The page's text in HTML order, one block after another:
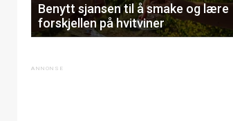
Benytt sjansen til å smake og lære
forskjellen på hvitviner